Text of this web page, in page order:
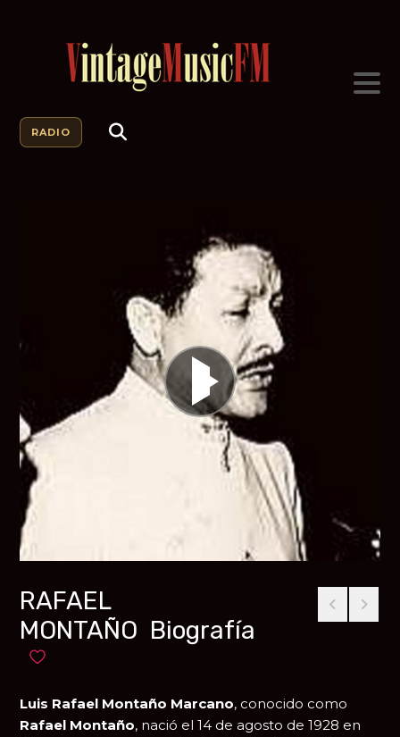
RADIO
RAFAEL
MONTAÑO Biografía
Añadir a favoritos
Luis Rafael Montaño Marcano, conocido como
Rafael Montaño, nació el 14 de agosto de 1928 en